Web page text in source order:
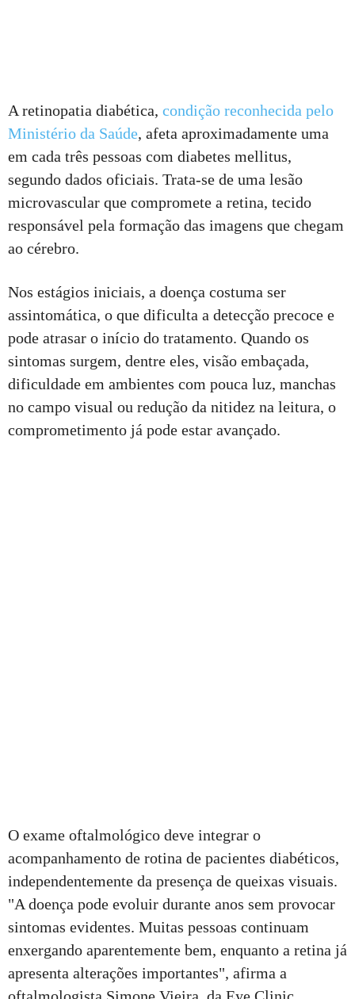
A retinopatia diabética, condição reconhecida pelo
Ministério da Saúde, afeta aproximadamente uma
em cada três pessoas com diabetes mellitus,
segundo dados oficiais. Trata‑se de uma lesão
microvascular que compromete a retina, tecido
responsável pela formação das imagens que chegam
ao cérebro.
Nos estágios iniciais, a doença costuma ser
assintomática, o que dificulta a detecção precoce e
pode atrasar o início do tratamento. Quando os
sintomas surgem, dentre eles, visão embaçada,
dificuldade em ambientes com pouca luz, manchas
no campo visual ou redução da nitidez na leitura, o
comprometimento já pode estar avançado.
O exame oftalmológico deve integrar o
acompanhamento de rotina de pacientes diabéticos,
independentemente da presença de queixas visuais.
"A doença pode evoluir durante anos sem provocar
sintomas evidentes. Muitas pessoas continuam
enxergando aparentemente bem, enquanto a retina já
apresenta alterações importantes", afirma a